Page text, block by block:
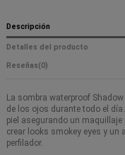
Descripción
Detalles del producto
Reseñas(0)
La sombra waterproof
de los ojos durante todo el
piel asegurando un
crear looks smokey eyes y
perfilador.